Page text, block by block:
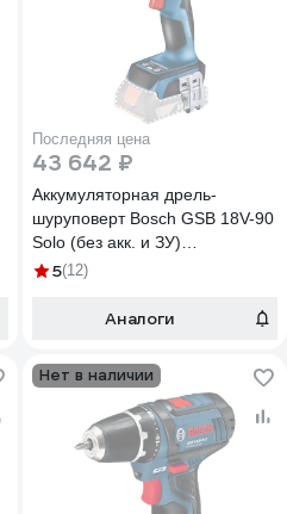
Последняя цена
43 642 ₽
Аккумуляторная дрель-
шуруповерт Bosch GSB 18V-90
Solo (без акк. и ЗУ)
06019K6100
5(12)
Аналоги
Нет в наличии